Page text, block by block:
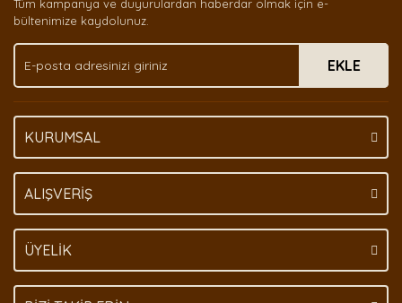
Ürün bilgilerinde hatalar bulunuyor.
Ürün fiyatı diğer sitelerden daha pahalı.
Bu ürüne benzer farklı alternatifler olmalı.
Tüm kampanya ve duyurulardan haberdar olmak için e-
bültenimize kaydolunuz.
EKLE
KURUMSAL
ALIŞVERİŞ
ÜYELİK